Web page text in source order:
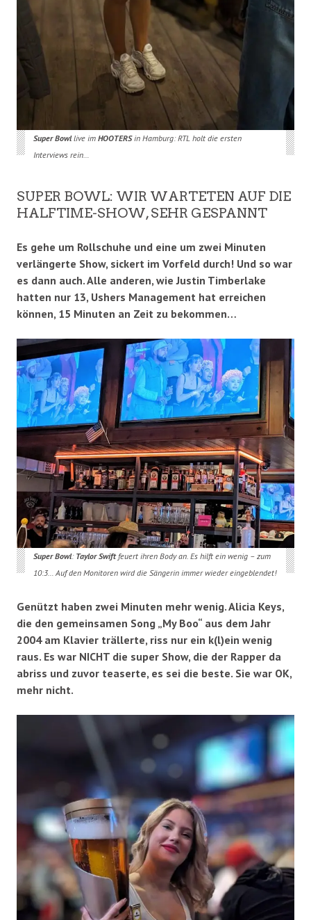
Super Bowllive im HOOTERSin Hamburg: RTL holt die ersten
Interviews rein…
SUPER BOWL: WIR WARTETEN AUF DIE
HALFTIME-SHOW, SEHR GESPANNT
Es gehe um Rollschuhe und eine um zwei Minuten
verlängerte Show, sickert im Vorfeld durch! Und so war
es dann auch. Alle anderen, wie Justin Timberlake
hatten nur 13, Ushers Management hat erreichen
können, 15 Minuten an Zeit zu bekommen…
Super Bowl: Taylor Swiftfeuert ihren Body an. Es hilft ein wenig – zum
10:3… Auf den Monitoren wird die Sängerin immer wieder eingeblendet!
Genützt haben zwei Minuten mehr wenig. Alicia Keys,
die den gemeinsamen Song „My Boo“ aus dem Jahr
2004 am Klavier trällerte, riss nur ein k(l)ein wenig
raus. Es war NICHT die super Show, die der Rapper da
abriss und zuvor teaserte, es sei die beste. Sie war OK,
mehr nicht.